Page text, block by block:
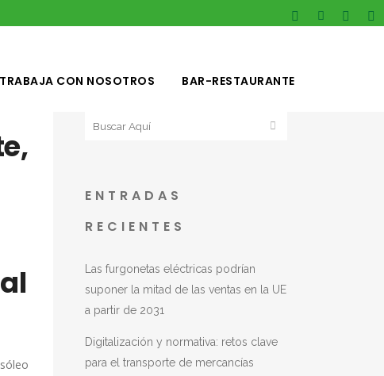
TRABAJA CON NOSOTROS
BAR-RESTAURANTE
ENTRADAS
RECIENTES
Las furgonetas eléctricas podrían
suponer la mitad de las ventas en la UE
a partir de 2031
Digitalización y normativa: retos clave
para el transporte de mercancías